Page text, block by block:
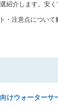
紹介します。安
・注意点につい
けウォーターサ